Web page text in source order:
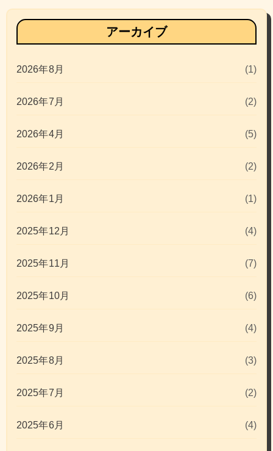
アーカイブ
2026年8月 (1)
2026年7月 (2)
2026年4月 (5)
2026年2月 (2)
2026年1月 (1)
2025年12月 (4)
2025年11月 (7)
2025年10月 (6)
2025年9月 (4)
2025年8月 (3)
2025年7月 (2)
2025年6月 (4)